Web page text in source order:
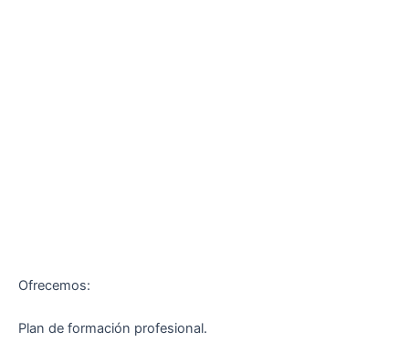
Ofrecemos:
Plan de formación profesional.